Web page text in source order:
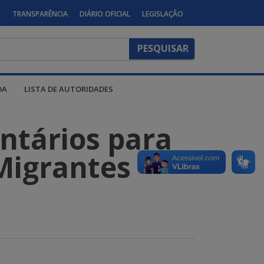
TRANSPARÊNCIA DIÁRIO OFICIAL LEGISLAÇÃO
LISTA DE AUTORIDADES
para